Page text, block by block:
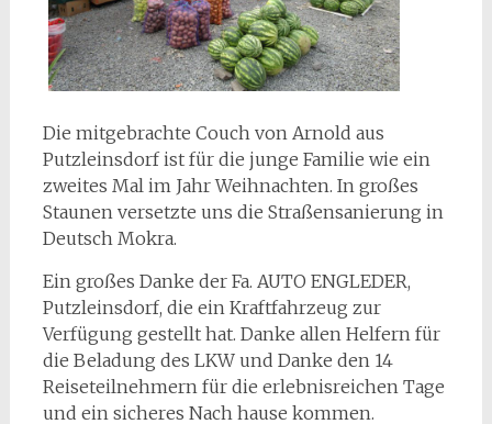
Die mitgebrachte Couch von Arnold aus
Putzleinsdorf ist für die junge Familie wie ein
zweites Mal im Jahr Weihnachten. In großes
Staunen versetzte uns die Straßensanierung in
Deutsch Mokra.
Ein großes Danke der Fa. AUTO ENGLEDER,
Putzleinsdorf, die ein Kraftfahrzeug zur
Verfügung gestellt hat. Danke allen Helfern für
die Beladung des LKW und Danke den 14
Reiseteilnehmern für die erlebnisreichen Tage
und ein sicheres Nach hause kommen.